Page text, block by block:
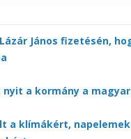
János fizetésén,
a kormány a
a klímákért,